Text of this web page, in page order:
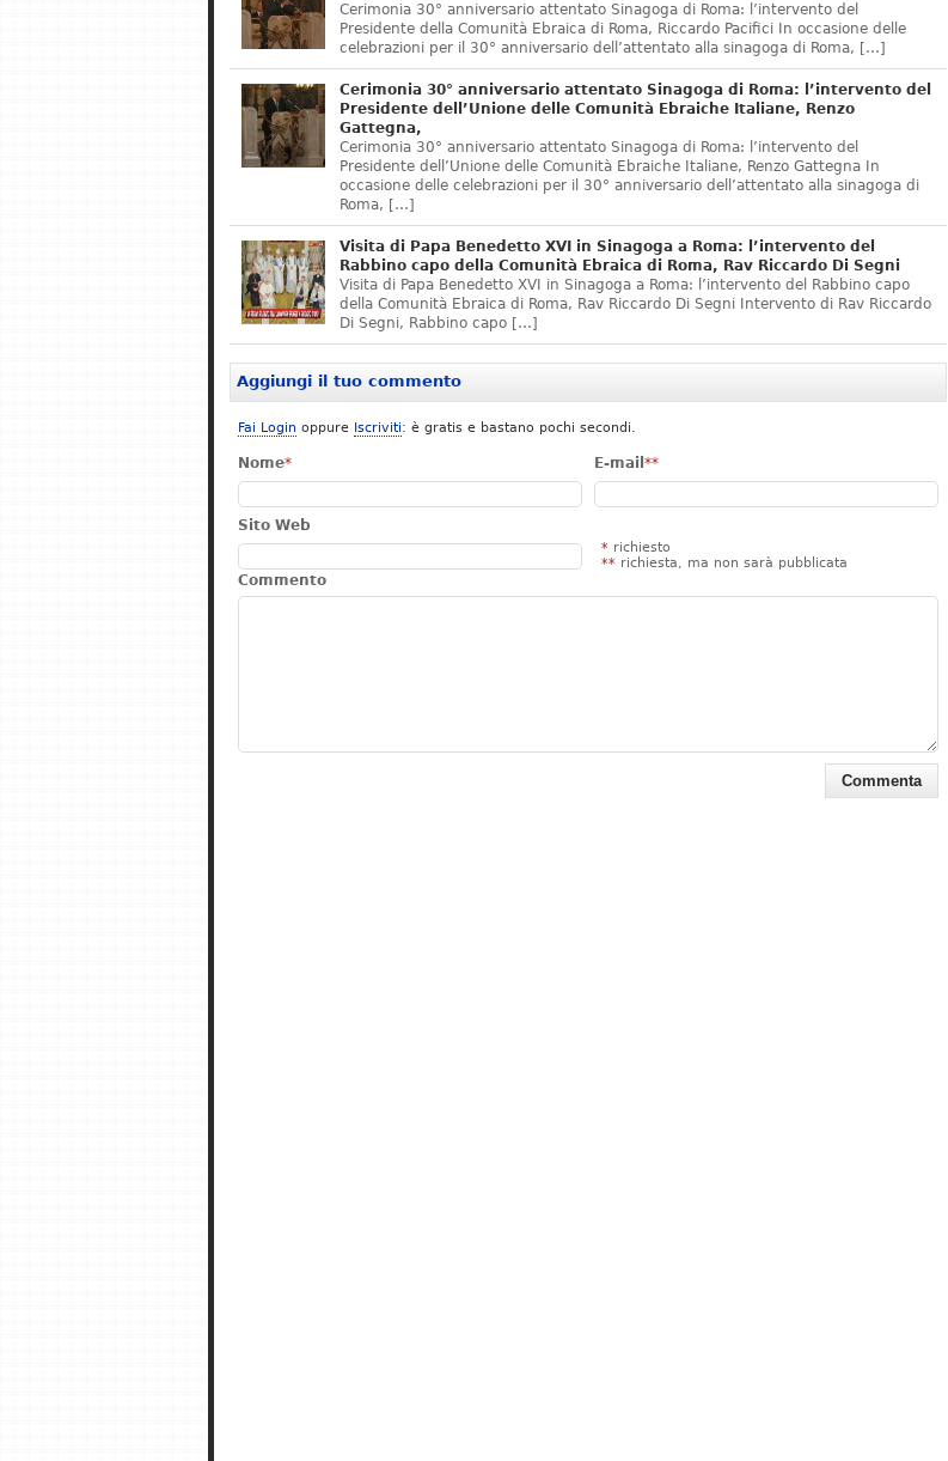
Cerimonia 30° anniversario attentato Sinagoga di Roma: l’intervento del
Presidente della Comunità Ebraica di Roma, Riccardo Pacifici In occasione delle
celebrazioni per il 30° anniversario dell’attentato alla sinagoga di Roma, […]
Cerimonia 30° anniversario attentato Sinagoga di Roma: l’intervento del
Presidente dell’Unione delle Comunità Ebraiche Italiane, Renzo
Gattegna,
Cerimonia 30° anniversario attentato Sinagoga di Roma: l’intervento del
Presidente dell’Unione delle Comunità Ebraiche Italiane, Renzo Gattegna In
occasione delle celebrazioni per il 30° anniversario dell’attentato alla sinagoga di
Roma, […]
Visita di Papa Benedetto XVI in Sinagoga a Roma: l’intervento del
Rabbino capo della Comunità Ebraica di Roma, Rav Riccardo Di Segni
Visita di Papa Benedetto XVI in Sinagoga a Roma: l’intervento del Rabbino capo
della Comunità Ebraica di Roma, Rav Riccardo Di Segni Intervento di Rav Riccardo
Di Segni, Rabbino capo […]
Aggiungi il tuo commento
Fai Login oppure Iscriviti: è gratis e bastano pochi secondi.
Nome* E-mail **
Sito Web
* richiesto
** richiesta, ma non sarà pubblicata
Commento